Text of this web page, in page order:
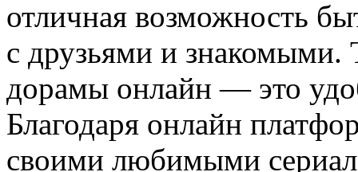
отличная возможность
с друзьями и знакомыми.
дорамы онлайн — это
Благодаря онлайн
своими любимыми